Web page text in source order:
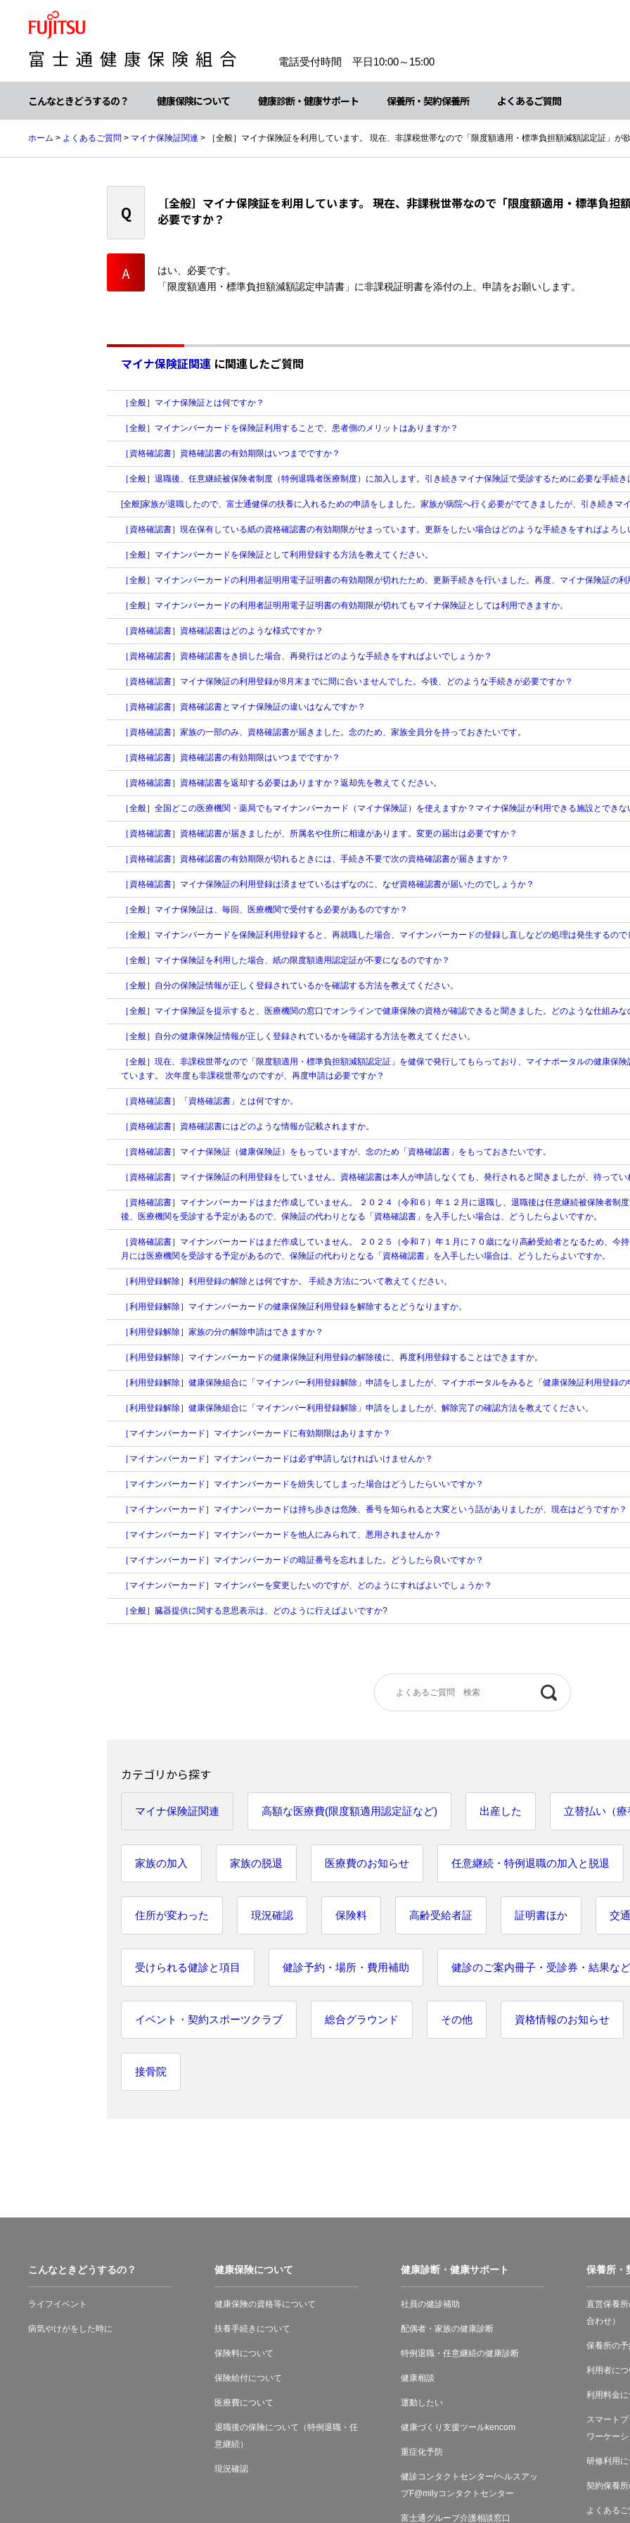
富士通健康保険組合 電話受付時間 平日10:00～15:00
こんなときどうするの？ 健康保険について 健康診断・健康サポート 保養所・契約保養所 よくあるご質問
ホーム > よくあるご質問 > マイナ保険証関連 > ［全般］マイナ保険証を利用しています。 現在、非課税世帯なので「限度額適用・標準負担額減額認定証」が
［全般］マイナ保険証を利用しています。 現在、非課税世帯なので「限度額適用・標準負
必要ですか？
はい、必要です。
「限度額適用・標準負担額減額認定申請書」に非課税証明書を添付の上、申請をお願いします。
マイナ保険証関連 に関連したご質問
［全般］マイナ保険証とは何ですか？
［全般］マイナンバーカードを保険証利用することで、患者側のメリットはありますか？
［資格確認書］資格確認書の有効期限はいつまでですか？
［全般］退職後、任意継続被保険者制度（特例退職者医療制度）に加入します。引き続きマイナ保険証で受診するために必要な手続き
[全般]家族が退職したので、富士通健保の扶養に入れるための申請をしました。家族が病院へ行く必要がでてきましたが、引き続きマ
［資格確認書］現在保有している紙の資格確認書の有効期限がせまっています。更新をしたい場合はどのような手続きをすればよろし
［全般］マイナンバーカードを保険証として利用登録する方法を教えてください。
［全般］マイナンバーカードの利用者証明用電子証明書の有効期限が切れたため、更新手続きを行いました。再度、マイナ保険証の利
［全般］マイナンバーカードの利用者証明用電子証明書の有効期限が切れてもマイナ保険証としては利用できますか。
［資格確認書］資格確認書はどのような様式ですか？
［資格確認書］資格確認書をき損した場合、再発行はどのような手続きをすればよいでしょうか？
［資格確認書］マイナ保険証の利用登録が8月末までに間に合いませんでした。今後、どのような手続きが必要ですか？
［資格確認書］資格確認書とマイナ保険証の違いはなんですか？
［資格確認書］家族の一部のみ、資格確認書が届きました。念のため、家族全員分を持っておきたいです。
［資格確認書］資格確認書の有効期限はいつまでですか？
［資格確認書］資格確認書を返却する必要はありますか？返却先を教えてください。
［全般］全国どこの医療機関・薬局でもマイナンバーカード（マイナ保険証）を使えますか？マイナ保険証が利用できる施設とでき
［資格確認書］資格確認書が届きましたが、所属名や住所に相違があります。変更の届出は必要ですか？
［資格確認書］資格確認書の有効期限が切れるときには、手続き不要で次の資格確認書が届きますか？
［資格確認書］マイナ保険証の利用登録は済ませているはずなのに、なぜ資格確認書が届いたのでしょうか？
［全般］マイナ保険証は、毎回、医療機関で受付する必要があるのですか？
［全般］マイナンバーカードを保険証利用登録すると、再就職した場合、マイナンバーカードの登録し直しなどの処理は発生するので
［全般］マイナ保険証を利用した場合、紙の限度額適用認定証が不要になるのですか？
［全般］自分の保険証情報が正しく登録されているかを確認する方法を教えてください。
［全般］マイナ保険証を提示すると、医療機関の窓口でオンラインで健康保険の資格が確認できると聞きました。どのような仕組みな
［全般］自分の健康保険証情報が正しく登録されているかを確認する方法を教えてください。
［全般］現在、非課税世帯なので「限度額適用・標準負担額減額認定証」を健保で発行してもらっており、マイナポータルの健康保
ています。 次年度も非課税世帯なのですが、再度申請は必要ですか？
［資格確認書］「資格確認書」とは何ですか。
［資格確認書］資格確認書にはどのような情報が記載されますか。
［資格確認書］マイナ保険証（健康保険証）をもっていますが、念のため「資格確認書」をもっておきたいです。
［資格確認書］マイナ保険証の利用登録をしていません。資格確認書は本人が申請しなくても、発行されると聞きましたが、待ってい
［資格確認書］マイナンバーカードはまだ作成していません。 ２０２４（令和６）年１２月に退職し、退職後は任意継続被保険者制
後、医療機関を受診する予定があるので、保険証の代わりとなる「資格確認書」を入手したい場合は、どうしたらよいですか。
［資格確認書］マイナンバーカードはまだ作成していません。 ２０２５（令和７）年１月に７０歳になり高齢受給者となるため、今
月には医療機関を受診する予定があるので、保険証の代わりとなる「資格確認書」を入手したい場合は、どうしたらよいですか。
［利用登録解除］利用登録の解除とは何ですか。 手続き方法について教えてください。
［利用登録解除］マイナンバーカードの健康保険証利用登録を解除するとどうなりますか。
［利用登録解除］家族の分の解除申請はできますか？
［利用登録解除］マイナンバーカードの健康保険証利用登録の解除後に、再度利用登録することはできますか。
［利用登録解除］健康保険組合に「マイナンバー利用登録解除」申請をしましたが、マイナポータルをみると「健康保険証利用登録の
［利用登録解除］健康保険組合に「マイナンバー利用登録解除」申請をしましたが、解除完了の確認方法を教えてください。
［マイナンバーカード］マイナンバーカードに有効期限はありますか？
［マイナンバーカード］マイナンバーカードは必ず申請しなければいけませんか？
［マイナンバーカード］マイナンバーカードを紛失してしまった場合はどうしたらいいですか？
［マイナンバーカード］マイナンバーカードは持ち歩きは危険、番号を知られると大変という話がありましたが、現在はどうですか？
［マイナンバーカード］マイナンバーカードを他人にみられて、悪用されませんか？
［マイナンバーカード］マイナンバーカードの暗証番号を忘れました。どうしたら良いですか？
［マイナンバーカード］マイナンバーを変更したいのですが、どのようにすればよいでしょうか？
［全般］臓器提供に関する意思表示は、どのように行えばよいですか?
カテゴリから探す
マイナ保険証関連 高額な医療費(限度額適用認定証など) 出産した 立替払い（療
家族の加入 家族の脱退 医療費のお知らせ 任意継続・特例退職の加入と脱退
住所が変わった 現況確認 保険料 高齢受給者証 証明書ほか 交
受けられる健診と項目 健診予約・場所・費用補助 健診のご案内冊子・受診券・結果など
イベント・契約スポーツクラブ 総合グラウンド その他 資格情報のお知らせ
接骨院
こんなときどうするの？
ライフイベント
病気やけがをした時に
健康保険について
健康保険の資格等について
扶養手続きについて
保険料について
保険給付について
医療費について
退職後の保険について（特例退職・任
意継続）
現況確認
健康診断・健康サポート
社員の健診補助
配偶者・家族の健康診断
特例退職・任意継続の健康診断
健康相談
運動したい
健康づくり支援ツールkencom
重症化予防
健診コンタクトセンター/ヘルスアッ
プF@milyコンタクトセンター
富士通グループ介護相談窓口
保養所・
直営保養
合わせ）
保養所の
利用者につ
利用料金
スマート
ワーケーシ
研修利用
契約保養
よくある